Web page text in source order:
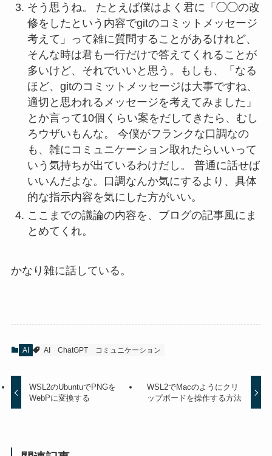
そう思うね。 たとえば僕はよく君に「◯◯の改
修をしたという内容でgitのコミットメッセージ
考えて」って雑に質問することがあるけれど、
そんな時は君も一行だけで答えてくれることが
多いけど、それでいいと思う。もしも、「なる
ほど、gitのコミットメッセージは大事ですね、
適切と思われるメッセージを考えてみました」
とか言って10個くらい案をだしてきたら、むし
ろウザいもんな。 今僕がフランクな口調なの
も、雑にコミュニケーション取れたらいいって
いう気持ちが出ているわけだし。 普通に話せば
いいんだよな。口調なんか気にするより、具体
的な指示内容を気にした方がいい。
ここまでの議論の内容を、ブログの記事風にま
とめてくれ。
かなり雑に話している。
AI AI ChatGPT コミュニケーション
WSL2のUbuntuでPNGを
WebPに変換する
WSL2でMacのようにクリ
ップボードを操作する方法